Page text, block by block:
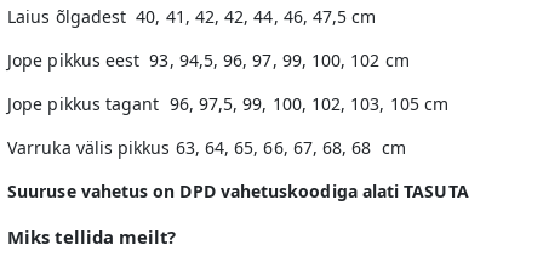
Laius õlgadest 40, 41, 42, 42, 44, 46, 47,5 cm
Jope pikkus eest 93, 94,5, 96, 97, 99, 100, 102 cm
Jope pikkus tagant 96, 97,5, 99, 100, 102, 103, 105 cm
Varruka välis pikkus 63, 64, 65, 66, 67, 68, 68 cm
Suuruse vahetus on DPD vahetuskoodiga alati TASUTA
Miks tellida meilt?